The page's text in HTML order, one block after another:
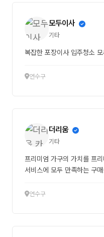
모두이사
기타
복잡한 포장이사 입주청소
연수구
더리움
기타
프리미엄 가구의 가치를 프
서비스에 모두 만족하는 구
연수구